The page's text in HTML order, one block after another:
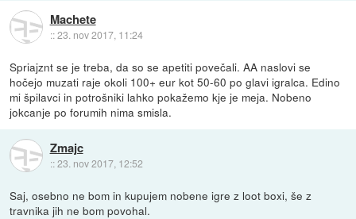
Machete
::23. nov 2017, 11:24
Spriajznt se je treba, da so se apetiti povečali. AA naslovi se
hočejo muzati raje okoli 100+ eur kot 50-60 po glavi igralca. Edino
mi špilavci in potrošniki lahko pokažemo kje je meja. Nobeno
jokcanje po forumih nima smisla.
Zmajc
::23. nov 2017, 12:52
Saj, osebno ne bom in kupujem nobene igre z loot boxi, še z
travnika jih ne bom povohal.